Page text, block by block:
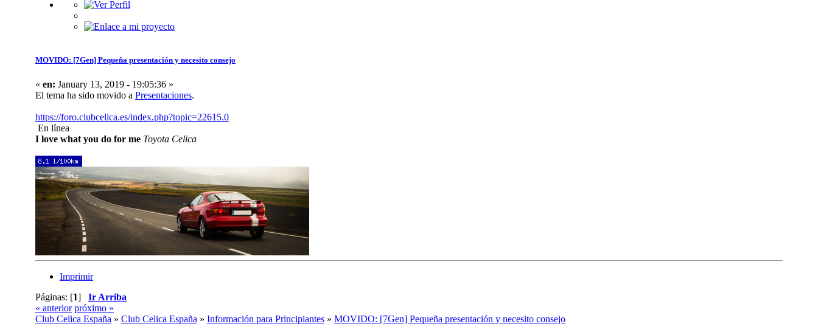
MOVIDO: [7Gen] Pequeña presentación y necesito consejo
« en: January 13, 2019 - 19:05:36 »
El tema ha sido movido a Presentaciones.
https://foro.clubcelica.es/index.php?topic=22615.0
En línea
I love what you do for me Toyota Celica
Imprimir
Páginas: [1] Ir Arriba
« anterior próximo »
Club Celica España » Club Celica España » Información para Principiantes » MOVIDO: [7Gen] Pequeña presentación y necesito consejo